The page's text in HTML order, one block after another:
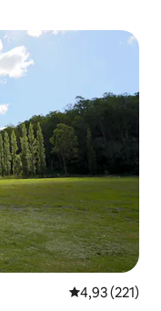
Vidutinis
4,93 (221)